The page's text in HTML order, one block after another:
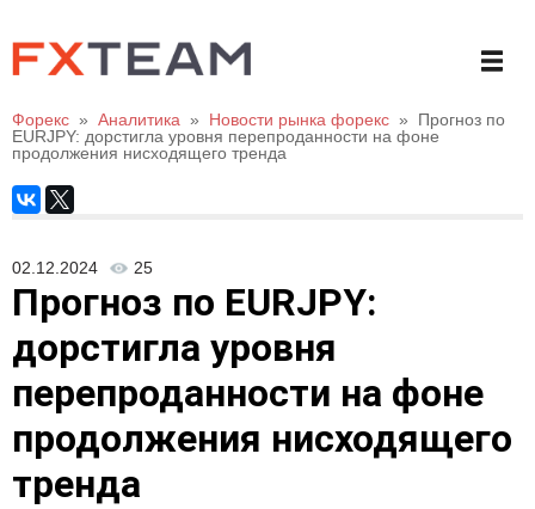
Форекс » Аналитика » Новости рынка форекс »
Прогноз по
EURJPY: дорстигла уровня перепроданности на фоне
продолжения нисходящего тренда
02.12.2024 25
Прогноз по EURJPY:
дорстигла уровня
перепроданности на фоне
продолжения нисходящего
тренда